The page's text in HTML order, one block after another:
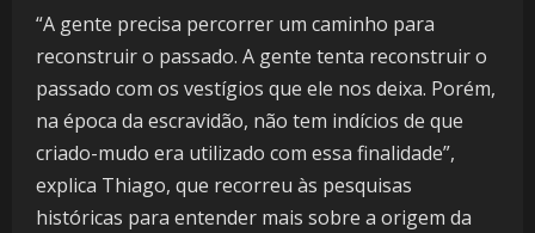
“A gente precisa percorrer um caminho para
reconstruir o passado. A gente tenta reconstruir o
passado com os vestígios que ele nos deixa. Porém,
na época da escravidão, não tem indícios de que
criado-mudo era utilizado com essa finalidade”,
explica Thiago, que recorreu às pesquisas
históricas para entender mais sobre a origem da